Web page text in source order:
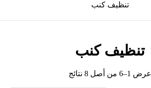
تنظيف كنب
تنظيف كنب
عرض 1–6 من أصل 8 نتائج